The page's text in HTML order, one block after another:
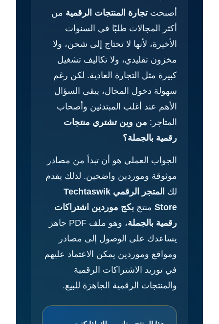
أصبحتتجارة المنتجات الرقمية من
أكثر المجالات طلبًا في السنوات
الأخيرة، لأنها لا تحتاج إلى شحن، ولا
مخزون تقليدي، ولا تكاليف تشغيل
كبيرة مثل التجارة العادية. لكن رغم
سهولة دخول المجال، يبقى السؤال
الأهم عند أغلب المبتدئين وأصحاب
المتاجر: من وين تشتري منتجات
رقمية بالجملة؟
الجواب العملي هو أن تبدأ من مصادر
موثوقة وموردين واضحين. لذلك يقدم
لك
المتجر الرقمي Techtaswik
Store منتجبكج موردين اشتراكات
رقمية بالجملة
، وهو ملف PDF جاهز
يساعدك على الوصول إلى مصادر
ومواقع وموردين يمكن الاعتماد عليهم
في توريد الاشتراكات الرقمية
والمنتجات الرقمية الجاهزة للبيع.